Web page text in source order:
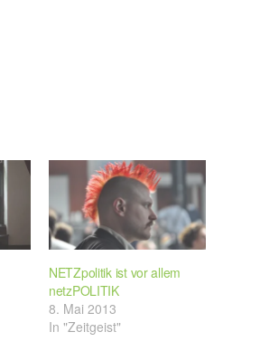
NETZpolitik ist vor allem
netzPOLITIK
8. Mai 2013
In "Zeitgeist"